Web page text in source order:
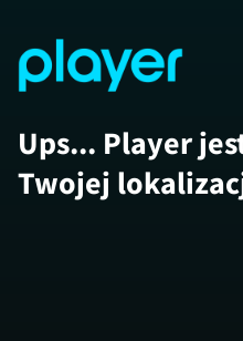
Ups... Player
Twojej